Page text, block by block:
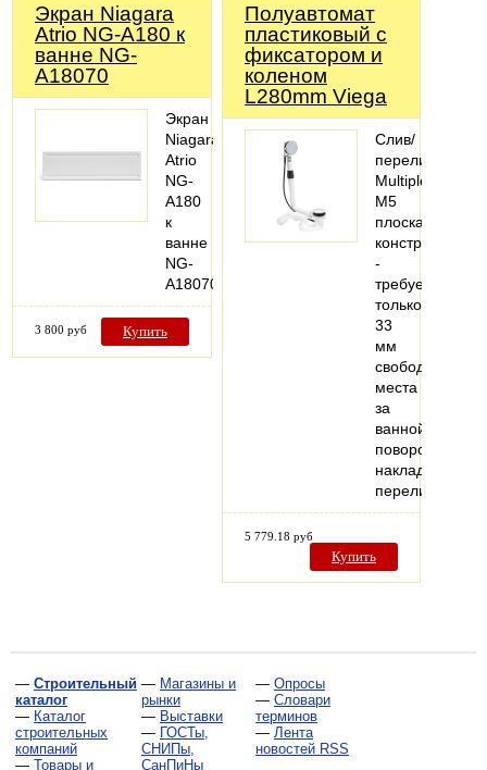
Экран Niagara
Atrio NG-A180 к
ванне NG-
A18070
Экран
Niagara
Atrio
NG-
A180
к
ванне
NG-
A18070
3 800 руб Купить
Полуавтомат
пластиковый с
фиксатором и
коленом
L280mm Viega
Слив/
перелив
MultiplexVisign
M5
плоская
конструкция
-
требуется
только
33
мм
свободного
места
за
поворотная
накладка
переливного…
5 779.18 руб
Купить
— Строительный
каталог
— Каталог
строительных
компаний
— Товары и
— Магазины и
рынки
— Выставки
— ГОСТы,
СНИПы,
СанПиНы
— Опросы
— Словари
терминов
— Лента
новостей RSS